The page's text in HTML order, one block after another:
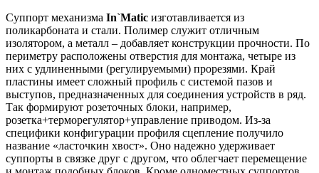
Суппорт механизма In`Matic изготавливается из
поликарбоната и стали. Полимер служит отличным
изолятором, а металл – добавляет конструкции прочности. По
периметру расположены отверстия для монтажа, четыре из
них с удлиненными (регулируемыми) прорезями. Край
пластины имеет сложный профиль с системой пазов и
выступов, предназначенных для соединения устройств в ряд.
Так формируют розеточных блоки, например,
розетка+терморегулятор+управление приводом. Из-за
специфики конфигурации профиля сцепление получило
название «ласточкин хвост». Оно надежно удерживает
суппорты в связке друг с другом, что облегчает перемещение